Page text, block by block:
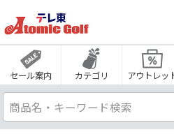
セール案内 カテゴリ アウトレッ